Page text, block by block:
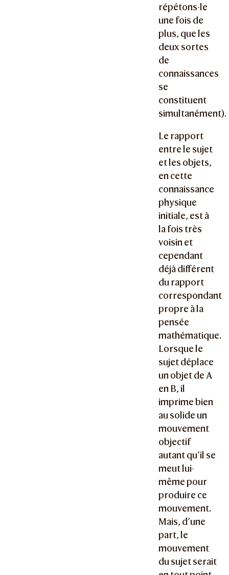
répétons-le
une fois de
plus, que les
deux sortes
de
connaissances
se
constituent
simultanément).
Le rapport
entre le sujet
et les objets,
en cette
connaissance
physique
initiale, est à
la fois très
voisin et
cependant
déjà différent
du rapport
correspondant
propre à la
pensée
mathématique.
Lorsque le
sujet déplace
un objet de A
en B, il
imprime bien
au solide un
mouvement
objectif
autant qu’il se
meut lui-
même pour
produire ce
mouvement.
Mais, d’une
part, le
mouvement
du sujet serait